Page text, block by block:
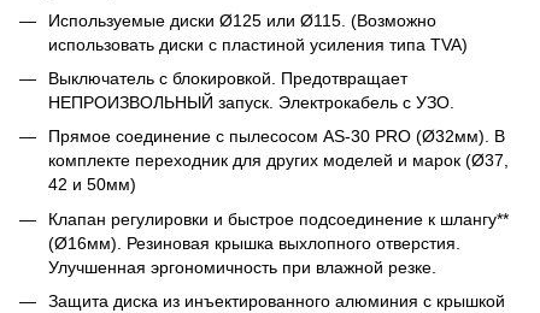
Используемые диски Ø125 или Ø115. (Возможно
использовать диски с пластиной усиления типа TVA)
Выключатель с блокировкой. Предотвращает
НЕПРОИЗВОЛЬНЫЙ запуск. Электрокабель с УЗО.
Прямое соединение с пылесосом AS-30 PRO (Ø32мм). В
комплекте переходник для других моделей и марок (Ø37,
42 и 50мм)
Клапан регулировки и быстрое подсоединение к шлангу**
(Ø16мм). Резиновая крышка выхлопного отверстия.
Улучшенная эргономичность при влажной резке.
Защита диска из инъектированного алюминия с крышкой